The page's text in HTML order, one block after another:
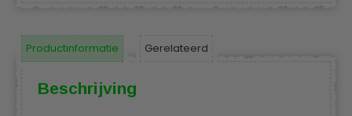
Productinformatie Gerelateerd
Beschrijving